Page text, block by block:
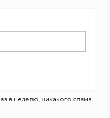
в неделю, никакого спама